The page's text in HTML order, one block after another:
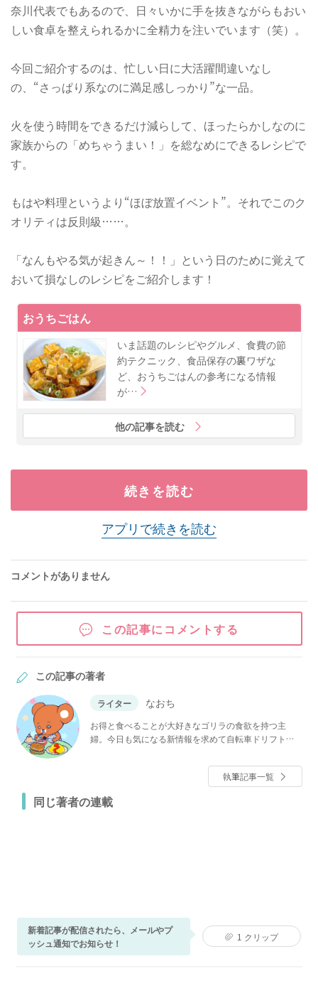
奈川代表でもあるので、日々いかに手を抜きながらもおい
しい食卓を整えられるかに全精力を注いでいます（笑）。
今回ご紹介するのは、忙しい日に大活躍間違いなし
の、“さっぱり系なのに満足感しっかり”な一品。
火を使う時間をできるだけ減らして、ほったらかしなのに
家族からの「めちゃうまい！」を総なめにできるレシピで
す。
もはや料理というより“ほぼ放置イベント”。それでこのク
オリティは反則級……。
「なんもやる気が起きん～！！」という日のために覚えて
おいて損なしのレシピをご紹介します！
おうちごはん
いま話題のレシピやグルメ、食費の節
約テクニック、食品保存の裏ワザな
ど、おうちごはんの参考になる情報
が…
他の記事を読む
続きを読む
アプリで続きを読む
コメントがありません
この記事にコメントする
この記事の著者
ライター なおち
お得と食べることが大好きなゴリラの食欲を持つ主
婦。今日も気になる新情報を求めて自転車ドリフト。
い女優のライター。2人の子どもを私立中高に通わせる
ため爆節約中。モットーである家族が笑顔で過ごす
執筆記事一覧
同じ著者の連載
新着記事が配信されたら、メールやプ
ッシュ通知でお知らせ！
1 クリップ